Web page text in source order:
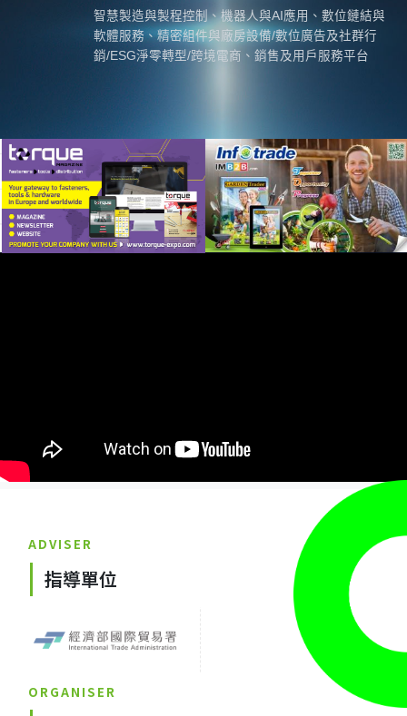
智慧製造與製程控制、機器人與AI應用、數位鏈結與
軟體服務、精密組件與廠房設備/數位廣告及社群行
銷/ESG淨零轉型/跨境電商、銷售及用戶服務平台
ADVISER
指導單位
ORGANISER